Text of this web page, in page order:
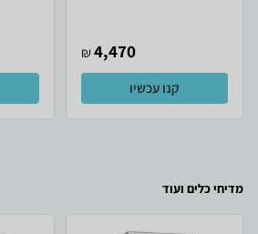
4,470
₪
קנו עכשיו
מדיחי כלים ועוד